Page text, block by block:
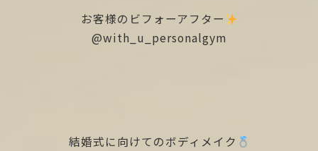
お客様のビフォーアフター
@with_u_personalgym
結婚式に向けてのボディメイク